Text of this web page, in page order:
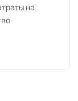
на